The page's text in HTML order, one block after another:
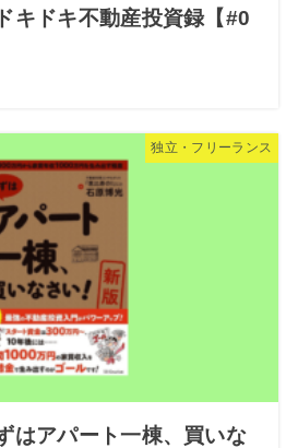
キドキ不動産投資録【#0
独立・フリーランス
はアパート一棟、買いな